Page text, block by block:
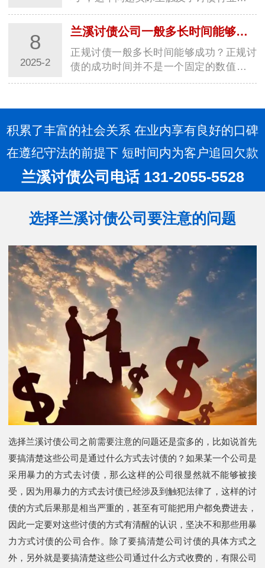
些非公开策略或“灰色地带”的操作方式。
首先，需要明确的是，合法的讨债行为应
当严格遵循相关法律法规，不得采用违法
手…
8
2025-2
兰溪讨债公司一般多长时间能够成功？讨债方法大全！
正规讨债一般多长时间能够成功？正规讨
债的成功时间并不是一个固定的数值，它
受到多种因素的影响，包括债务金额的大
中可能遇到的法律程序等。因此，无法给
出一个…
积累了丰富的社会关系 在业内享有良好的口碑
在遵纪守法的前提下 短时间内为客户追回欠款
兰溪讨债公司电话 131-2055-5528
选择兰溪讨债公司要注意的问题
选择兰溪讨债公司之前需要注意的问题还是蛮多的，比如说首先
要搞清楚这些公司是通过什么方式去讨债的？如果某一个公司是
采用暴力的方式去讨债，那么这样的公司很显然就不能够被接
受，因为用暴力的方式去讨债已经涉及到触犯法律了，这样的讨
债的方式后果那是相当严重的，甚至有可能把用户都免费进去，
因此一定要对这些讨债的方式有清醒的认识，坚决不和那些用暴
力方式讨债的公司合作。除了要搞清楚公司讨债的具体方式之
外，另外就是要搞清楚这些公司通过什么方式收费的，有限公司